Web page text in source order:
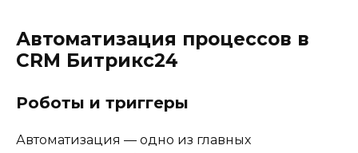
Автоматизация процессов в
CRM Битрикс24
Роботы и триггеры
Автоматизация — одно из главных